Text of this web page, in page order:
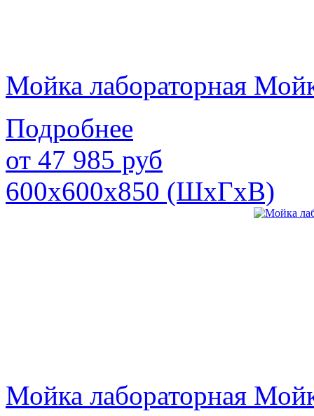
Мойка лабораторная
Подробнее
от 47 985 руб
600х600х850 (ШхГхВ)
Мойка лабораторная